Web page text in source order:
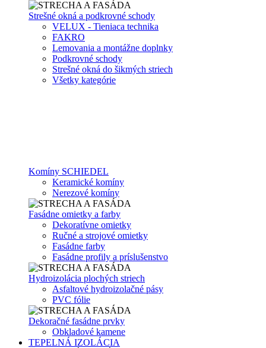
Strešné okná a podkrovné schody
VELUX - Tieniaca technika
FAKRO
Lemovania a montážne doplnky
Podkrovné schody
Strešné okná do šikmých striech
Všetky kategórie
Komíny SCHIEDEL
Keramické komíny
Nerezové komíny
Fasádne omietky a farby
Dekoratívne omietky
Ručné a strojové omietky
Fasádne farby
Fasádne profily a príslušenstvo
Hydroizolácia plochých striech
Asfaltové hydroizolačné pásy
PVC fólie
Dekoračné fasádne prvky
Obkladové kamene
TEPELNÁ IZOLÁCIA